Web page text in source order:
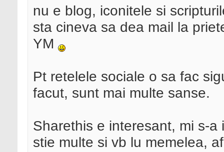
nu e blog, iconitele si
sta cineva sa dea mail la
YM
Pt retelele sociale o sa fac
facut, sunt mai multe sanse.
Sharethis e interesant, mi s-
stie multe si vb lu memelea,